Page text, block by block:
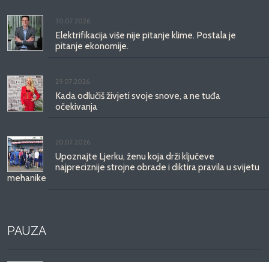
30.07.2026.
Elektrifikacija više nije pitanje klime. Postala je
pitanje ekonomije.
29.07.2026.
Kada odlučiš živjeti svoje snove, a ne tuđa
očekivanja
20.07.2026.
Upoznajte Ljerku, ženu koja drži ključeve
najpreciznije strojne obrade i diktira pravila u svijetu
mehanike
PAUZA